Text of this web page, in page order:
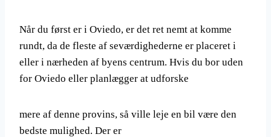
Når du først er i Oviedo, er det ret nemt at komme
rundt, da de fleste af seværdighederne er placeret i
eller i nærheden af byens centrum. Hvis du bor uden
for Oviedo eller planlægger at udforske
mere af denne provins, så ville leje en bil være den
bedste mulighed. Der er